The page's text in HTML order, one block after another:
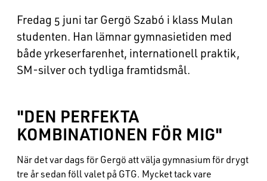
:Fredag 5 juni tar Gergö Szabó i klass Mulan
studenten. Han lämnar gymnasietiden med
både yrkeserfarenhet, internationell praktik,
SM-silver och tydliga framtidsmål.
"DEN PERFEKTA
KOMBINATIONEN FÖR MIG"
När det var dags för Gergö att välja gymnasium för drygt
tre år sedan föll valet på GTG. Mycket tack vare